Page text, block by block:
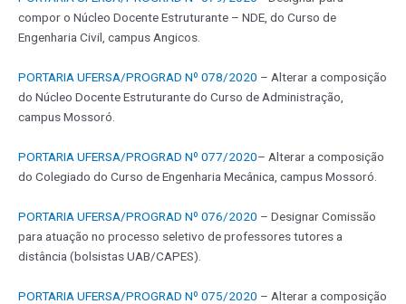
compor o Núcleo Docente Estruturante – NDE, do Curso de
Engenharia Civil, campus Angicos.
PORTARIA UFERSA/PROGRAD Nº 078/2020 – Alterar a composição
do Núcleo Docente Estruturante do Curso de Administração,
campus Mossoró.
PORTARIA UFERSA/PROGRAD Nº 077/2020– Alterar a composição
do Colegiado do Curso de Engenharia Mecânica, campus Mossoró.
PORTARIA UFERSA/PROGRAD Nº 076/2020 – Designar Comissão
para atuação no processo seletivo de professores tutores a
distância (bolsistas UAB/CAPES).
PORTARIA UFERSA/PROGRAD Nº 075/2020 – Alterar a composição